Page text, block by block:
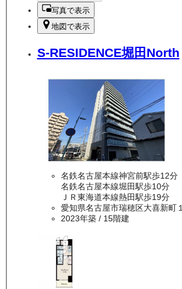
写真で表示
地図で表示
S-RESIDENCE堀田North
名鉄名古屋本線神宮前駅歩12分
名鉄名古屋本線堀田駅歩10分
ＪＲ東海道本線熱田駅歩19分
愛知県名古屋市瑞穂区大喜新町
2023年築/ 15階建